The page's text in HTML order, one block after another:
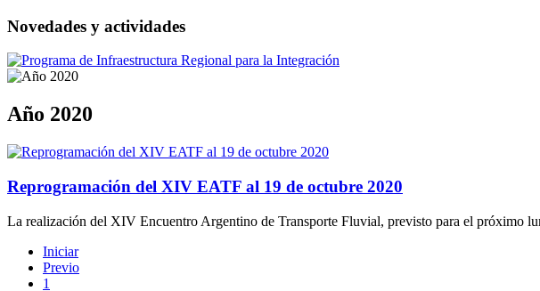
Novedades y actividades
Año 2020
Reprogramación del XIV EATF al 19 de octubre 2020
La realización del XIV Encuentro Argentino de Transporte Fluvial, previsto para el próximo
Iniciar
Previo
1